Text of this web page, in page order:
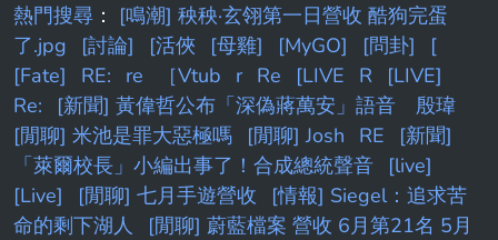
熱門搜尋 ： [鳴潮] 秧秧·玄翎第一日營收 酷狗完蛋
了.jpg
[討論] [活俠 [母雞] [MyGO] [問卦]
[
[Fate]
RE: re ［Vtub r Re [LIVE R
[LIVE]
Re:
[新聞] 黃偉哲公布「深偽蔣萬安」語音 殷瑋
[閒聊] 米池是罪大惡極嗎
[閒聊] Josh RE
[新聞]
「萊爾校長」小編出事了！合成總統聲音
[live]
[Live]
[閒聊] 七月手遊營收
[情報] Siegel：追求苦
命的剩下湖人
[閒聊] 蔚藍檔案 營收 6月第21名 5月